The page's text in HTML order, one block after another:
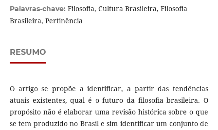
Palavras-chave: Filosofia, Cultura Brasileira, Filosofia
Brasileira, Pertinência
RESUMO
O artigo se propõe a identificar, a partir das tendências
atuais existentes, qual é o futuro da filosofia brasileira. O
propósito não é elaborar uma revisão histórica sobre o que
se tem produzido no Brasil e sim identificar um conjunto de